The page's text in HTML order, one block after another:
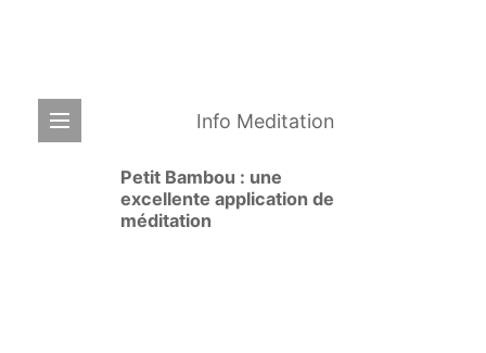
Info Meditation
Petit Bambou : une
excellente application de
méditation